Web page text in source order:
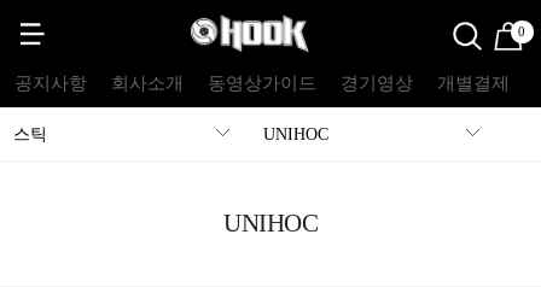
0
공지사항 회사소개 동영상가이드 경기영상 개별결제
스틱 UNIHOC
UNIHOC